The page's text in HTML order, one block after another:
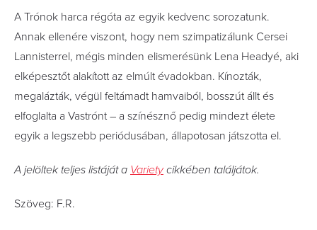
A Trónok harca régóta az egyik kedvenc sorozatunk.
Annak ellenére viszont, hogy nem szimpatizálunk Cersei
Lannisterrel, mégis minden elismerésünk Lena Headyé, aki
elképesztőt alakított az elmúlt évadokban. Kínozták,
megalázták, végül feltámadt hamvaiból, bosszút állt és
elfoglalta a Vastrónt – a színésznő pedig mindezt élete
egyik a legszebb periódusában, állapotosan játszotta el.
A jelöltek teljes listáját a Varietycikkében találjátok.
Szöveg: F.R.